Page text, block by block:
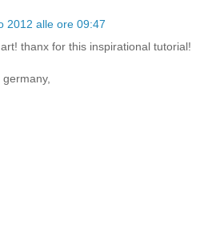
2012 alle ore 09:47
thanx for this inspirational tutorial!